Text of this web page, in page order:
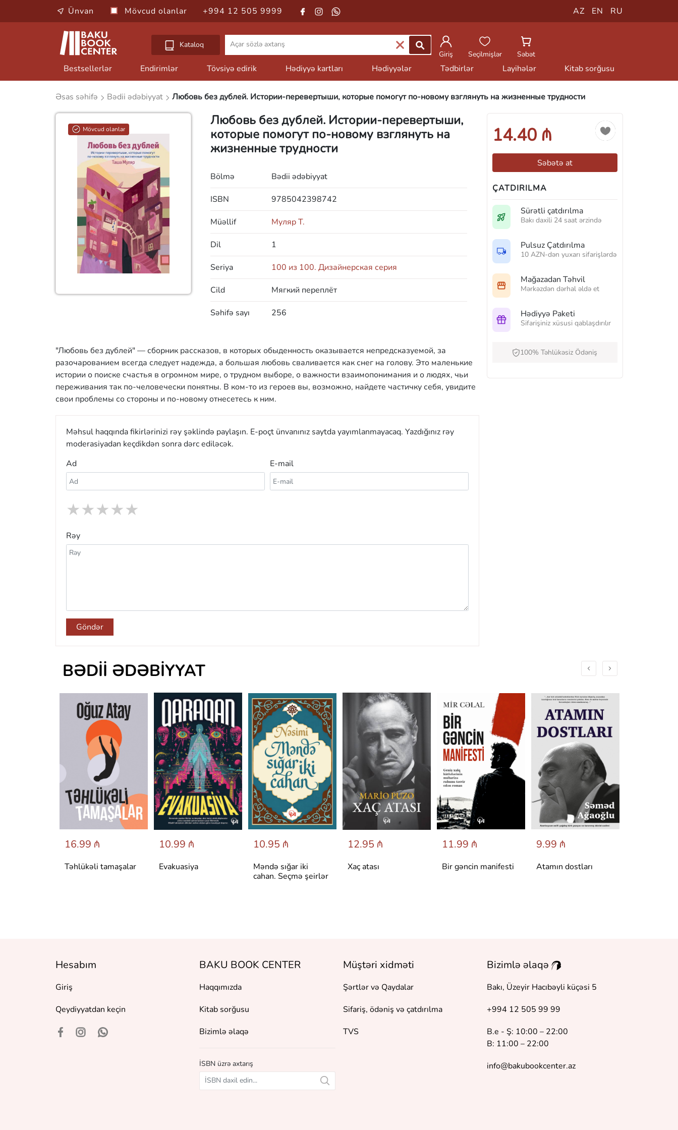
Ünvan Mövcud olanlar +994 12 505 9999 AZ EN RU
Kataloq
Giriş
Seçilmişlər Səbət
Bestsellerlər Endirimlər Tövsiyə edirik Hədiyyə kartları Hədiyyələr Tədbirlər Layihələr Kitab sorğusu
Əsas səhifə Bədii ədəbiyyat Любовь без дублей. Истории-перевертыши, которые помогут по-новому взглянуть на жизненные трудности
Mövcud olanlar
Любовь без дублей. Истории-перевертыши,
которые помогут по-новому взглянуть на
жизненные трудности
Bölmə Bədii ədəbiyyat
ISBN 9785042398742
Müəllif Муляр Т.
Dil 1
Seriya 100 из 100. Дизайнерская серия
Cild Мягкий переплёт
Səhifə sayı 256
"Любовь без дублей" — сборник рассказов, в которых обыденность оказывается непредсказуемой, за
разочарованием всегда следует надежда, а большая любовь сваливается как снег на голову. Это маленькие
истории о поиске счастья в огромном мире, о трудном выборе, о важности взаимопонимания и о людях, чьи
переживания так по-человечески понятны. В ком-то из героев вы, возможно, найдете частичку себя, увидите
свои проблемы со стороны и по-новому отнесетесь к ним.
Məhsul haqqında fikirlərinizi rəy şəklində paylaşın. E-poçt ünvanınız saytda yayımlanmayacaq. Yazdığınız rəy
moderasiyadan keçdikdən sonra dərc ediləcək.
Ad
E-mail
★
★
★
★
★
Rəy
Göndər
14.40 ₼
Səbətə at
ÇATDIRILMA
Sürətli çatdırılma
Bakı daxili 24 saat ərzində
Pulsuz Çatdırılma
10 AZN-dən yuxarı sifarişlərdə
Mağazadan Təhvil
Mərkəzdən dərhal əldə et
Hədiyyə Paketi
Sifarişiniz xüsusi qablaşdırılır
100% Təhlükəsiz Ödəniş
BƏDII ƏDƏBIYYAT
16.99 ₼
Təhlükəli tamaşalar
10.99 ₼
Evakuasiya
10.95 ₼
Məndə sığar iki
cahan. Seçmə şeirlər
12.95 ₼
Xaç atası
11.99 ₼
Bir gəncin manifesti
9.99 ₼
Atamın dostları
Hesabım
Giriş
Qeydiyyatdan keçin
BAKU BOOK CENTER
Haqqımızda
Kitab sorğusu
Bizimlə əlaqə
İSBN üzrə axtarış
Müştəri xidməti
Şərtlər və Qaydalar
Sifariş, ödəniş və çatdırılma
TVS
Bizimlə əlaqə
Bakı, Üzeyir Hacıbəyli küçəsi 5
+994 12 505 99 99
B.e - Ş: 10:00 – 22:00
B: 11:00 – 22:00
info@bakubookcenter.az